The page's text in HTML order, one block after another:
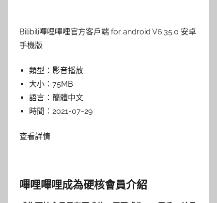
Bilibili嗶哩嗶哩官方客戶端 for android V6.35.0 安卓
手機版
類型： 影音播放
大小： 75MB
語言： 簡體中文
時間： 2021-07-29
查看詳情
嗶哩嗶哩成為硬核會員介紹